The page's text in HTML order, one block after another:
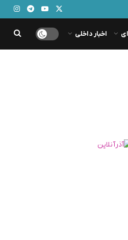
اخبار داخلی